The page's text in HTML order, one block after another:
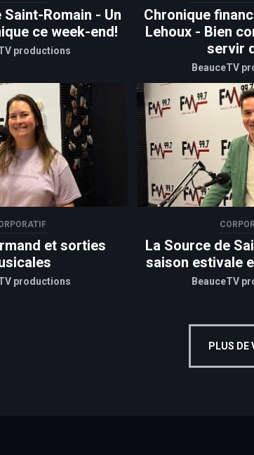
Saint-Romain - Un
ce week-end!
productions
Chronique
Lehoux - Bien
servir
BeauceTV
et sorties
productions
La Source de
saison estivale
BeauceTV
PLUS DE